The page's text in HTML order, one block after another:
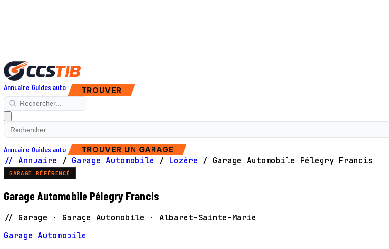
Annuaire Guides auto TROUVER
Annuaire Guides auto TROUVER UN GARAGE
// Annuaire / Garage Automobile / Lozère / Garage Automobile Pélegry Francis
GARAGE RÉFÉRENCÉ
Garage Automobile Pélegry Francis
// Garage · Garage Automobile · Albaret-Sainte-Marie
Garage Automobile